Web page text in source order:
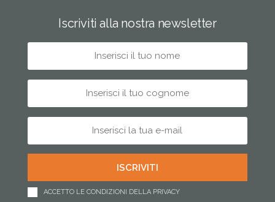
Iscriviti alla nostra newsletter
ACCETTO LE CONDIZIONI DELLA PRIVACY